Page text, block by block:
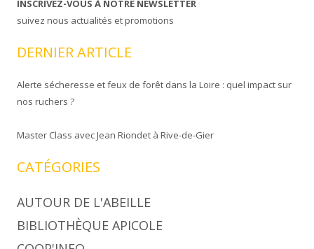
INSCRIVEZ-VOUS À NOTRE NEWSLETTER
suivez nous actualités et promotions
DERNIER ARTICLE
Alerte sécheresse et feux de forêt dans la Loire : quel impact sur
nos ruchers ?
Master Class avec Jean Riondet à Rive-de-Gier
CATÉGORIES
AUTOUR DE L'ABEILLE
BIBLIOTHÈQUE APICOLE